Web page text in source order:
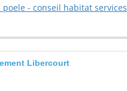
poele - conseil habitat services
Libercourt